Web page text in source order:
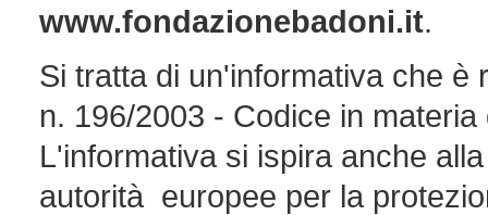
www.fondazionebadoni.it.
Si tratta di un'informativa che è
n. 196/2003 - Codice in
L'informativa si ispira anche
autorità europee per la